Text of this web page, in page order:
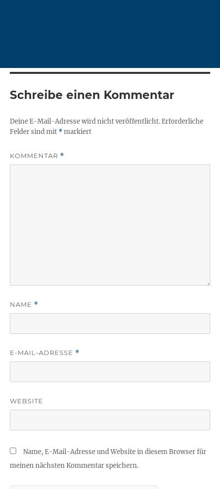
Schreibe einen Kommentar
Deine E-Mail-Adresse wird nicht veröffentlicht.Erforderliche
Felder sind mit *markiert
KOMMENTAR *
NAME *
E-MAIL-ADRESSE *
WEBSITE
Name, E-Mail-Adresse und Website in diesem Browser für
meinen nächsten Kommentar speichern.